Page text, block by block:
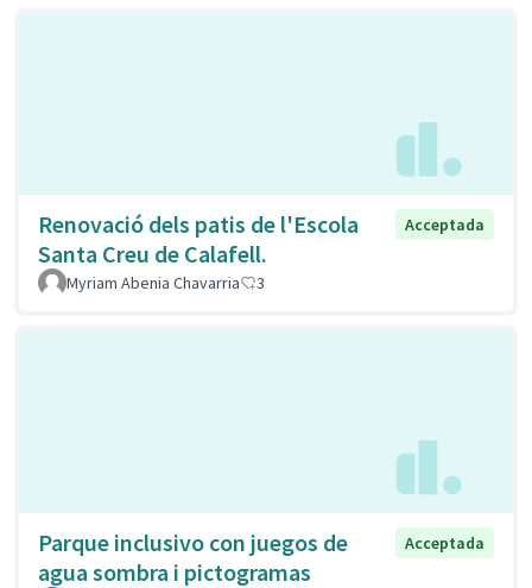
Renovació dels patis de l'Escola
Santa Creu de Calafell.
Acceptada
Myriam Abenia Chavarria 3
Parque inclusivo con juegos de
agua sombra i pictogramas
Acceptada